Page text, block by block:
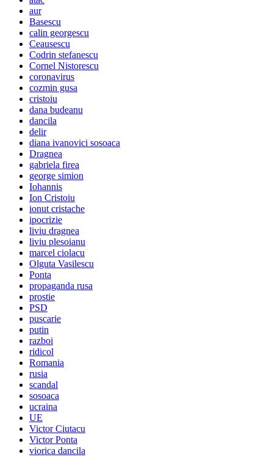
aur
Basescu
calin georgescu
Ceausescu
Codrin stefanescu
Cornel Nistorescu
coronavirus
cozmin gusa
cristoiu
dana budeanu
dancila
delir
diana ivanovici sosoaca
Dragnea
gabriela firea
george simion
Iohannis
Ion Cristoiu
ionut cristache
ipocrizie
liviu dragnea
liviu plesoianu
marcel ciolacu
Olguta Vasilescu
Ponta
propaganda rusa
prostie
PSD
puscarie
putin
razboi
ridicol
Romania
rusia
scandal
sosoaca
ucraina
UE
Victor Ciutacu
Victor Ponta
viorica dancila